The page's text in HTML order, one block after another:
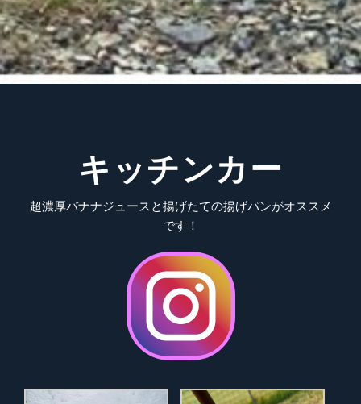
キッチンカー
超濃厚バナナジュースと揚げたての揚げパンがオススメ
です！